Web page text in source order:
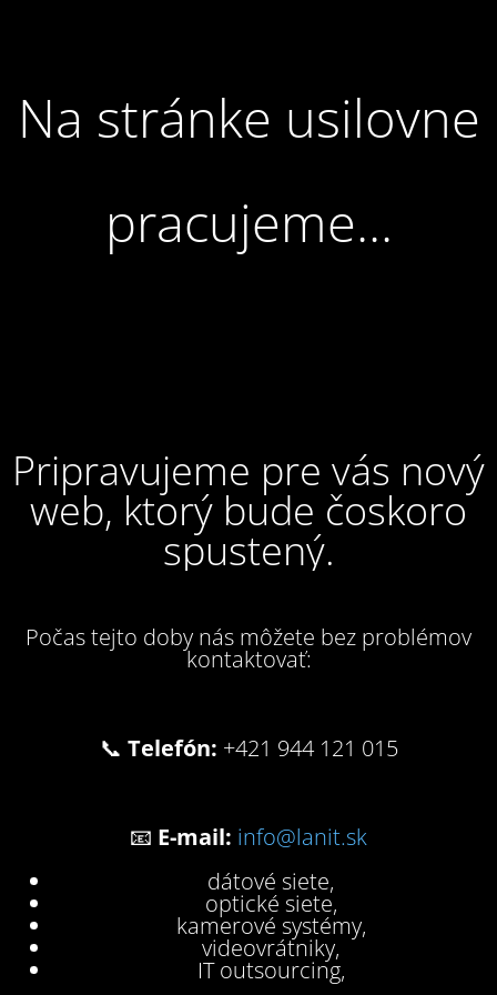
Na stránke usilovne
pracujeme...
Pripravujeme pre vás nový
web, ktorý bude čoskoro
spustený.
Počas tejto doby nás môžete bez problémov
kontaktovať:
📞 Telefón: +421 944 121 015
📧 E-mail: info@lanit.sk
dátové siete,
optické siete,
kamerové systémy,
videovrátniky,
IT outsourcing,